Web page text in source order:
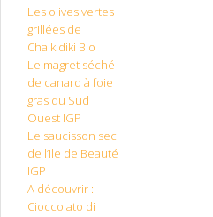
Les olives vertes
grillées de
Chalkidiki Bio
Le magret séché
de canard à foie
gras du Sud
Ouest IGP
Le saucisson sec
de l’Ile de Beauté
IGP
A découvrir :
Cioccolato di